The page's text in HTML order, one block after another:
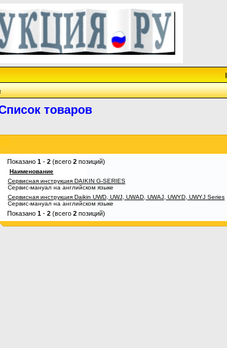
|
товаров
Показано 1 - 2 (всего 2 позиций)
Наименование
Сервисная инструкция DAIKIN G-SERIES
Сервис-мануал на английском языке
Сервисная инструкция Daikin UWD, UWJ, UWAD, UWAJ, UWYD, UWYJ Series
Сервис-мануал на английском языке
Показано 1 - 2 (всего 2 позиций)